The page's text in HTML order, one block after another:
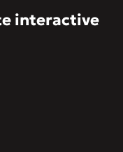
interactive